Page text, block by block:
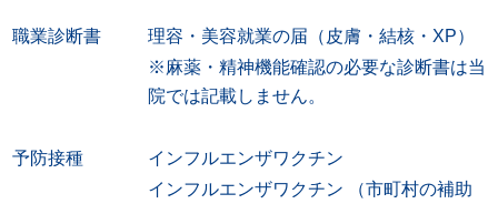
職業診断書
理容・美容就業の届（皮膚・結核・XP）
※麻薬・精神機能確認の必要な診断書は当
院では記載しません。
予防接種
インフルエンザワクチン
インフルエンザワクチン （市町村の補助